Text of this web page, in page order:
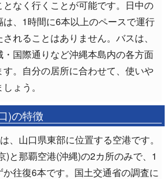
なく行くことが可能です。日中の
、1時間に6本以上のペースで運行
れることはありません。バスは、
国際通りなど沖縄本島内の各方面
。自分の居所に合わせて、使いや
ょう。
)の特徴
、山口県東部に位置する空港です。
)と那覇空港(沖縄)の2カ所のみで、1
往復6本です。国土交通省の調査に